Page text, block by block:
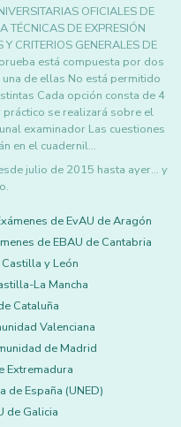
OFICIALES DE
DE EXPRESIÓN
CRITERIOS GENERALES DE
prueba está compuesta por dos
de ellas No está permitido
Cada opción consta de 4
práctico se realizará sobre el
examinador Las cuestiones
en el cuadernil…
julio de 2015 hasta ayer... y
de EvAU de Aragón
de EBAU de Cantabria
y León
La Mancha
Cataluña
Valenciana
de Madrid
Extremadura
de España (UNED)
de Galicia